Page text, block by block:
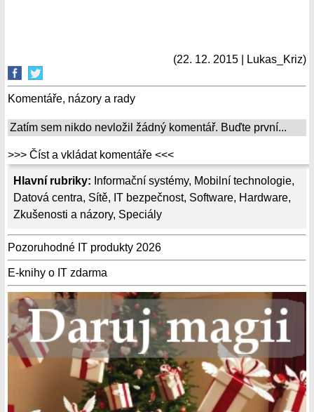
Hlavní rubriky: Informační systémy, Mobilní technologie,
Datová centra, Sítě, IT bezpečnost, Software, Hardware,
Zkušenosti a názory, Speciály
Pozoruhodné IT produkty 2026
E-knihy o IT zdarma
(22. 12. 2015 | Lukas_Kriz)
Komentáře, názory a rady
Zatím sem nikdo nevložil žádný komentář. Buďte první...
>>> Číst a vkládat komentáře <<<